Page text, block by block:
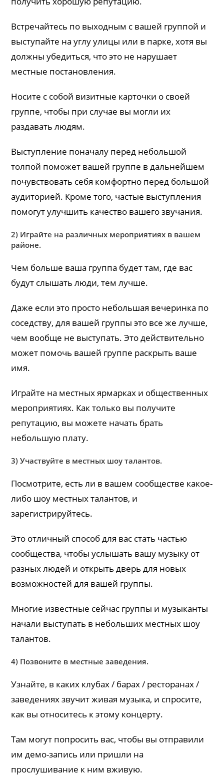
Встречайтесь по выходным с вашей группой и
выступайте на углу улицы или в парке, хотя вы
должны убедиться, что это не нарушает
местные постановления.
Носите с собой визитные карточки о своей
группе, чтобы при случае вы могли их
раздавать людям.
Выступление поначалу перед небольшой
толпой поможет вашей группе в дальнейшем
почувствовать себя комфортно перед большой
аудиторией. Кроме того, частые выступления
помогут улучшить качество вашего звучания.
2) Играйте на различных мероприятиях в вашем
районе.
Чем больше ваша группа будет там, где вас
будут слышать люди, тем лучше.
Даже если это просто небольшая вечеринка по
соседству, для вашей группы это все же лучше,
чем вообще не выступать. Это действительно
может помочь вашей группе раскрыть ваше
имя.
Играйте на местных ярмарках и общественных
мероприятиях. Как только вы получите
репутацию, вы можете начать брать
небольшую плату.
3) Участвуйте в местных шоу талантов.
Посмотрите, есть ли в вашем сообществе какое-
либо шоу местных талантов, и
зарегистрируйтесь.
Это отличный способ для вас стать частью
сообщества, чтобы услышать вашу музыку от
разных людей и открыть дверь для новых
возможностей для вашей группы.
Многие известные сейчас группы и музыканты
начали выступать в небольших местных шоу
талантов.
4) Позвоните в местные заведения.
Узнайте, в каких клубах / барах / ресторанах /
заведениях звучит живая музыка, и спросите,
как вы относитесь к этому концерту.
Там могут попросить вас, чтобы вы отправили
им демо-запись или пришли на
прослушивание к ним вживую.